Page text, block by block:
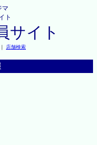
マ
ト
サイト
｜ 店舗検索